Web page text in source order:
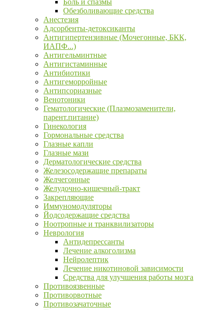
Боль и спазмы
Обезболивающие средства
Анестезия
Адсорбенты-детоксиканты
Антигипертензивные (Мочегонные, БКК,
ИАПФ...)
Антигельминтные
Антигистаминные
Антибиотики
Антигеморройные
Антипсориазные
Венотоники
Гематологические (Плазмозаменители,
парент.питание)
Гинекология
Гормональные средства
Глазные капли
Глазные мази
Дерматологические средства
Железосодержащие препараты
Желчегонные
Желудочно-кишечный-тракт
Закрепляющие
Иммуномодуляторы
Йодсодержащие средства
Ноотропные и транквилизаторы
Неврология
Антидепрессанты
Лечение алкоголизма
Нейролептик
Лечение никотиновой зависимости
Средства для улучшения работы мозга
Противоязвенные
Противорвотные
Противозачаточные